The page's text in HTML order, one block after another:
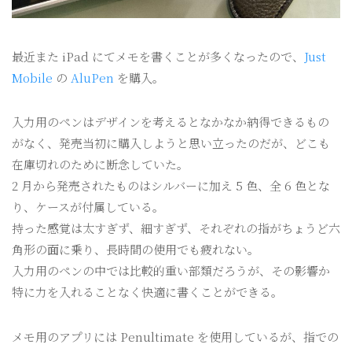
最近また iPad にてメモを書くことが多くなったので、 Just
Mobile の AluPen を購入。
入力用のペンはデザインを考えるとなかなか納得できるもの
がなく、発売当初に購入しようと思い立ったのだが、どこも
在庫切れのために断念していた。
2 月から発売されたものはシルバーに加え 5 色、全 6 色とな
り、ケースが付属している。
持った感覚は太すぎず、細すぎず、それぞれの指がちょうど六
角形の面に乗り、長時間の使用でも疲れない。
入力用のペンの中では比較的重い部類だろうが、その影響か
特に力を入れることなく快適に書くことができる。
メモ用のアプリには Penultimate を使用しているが、指での